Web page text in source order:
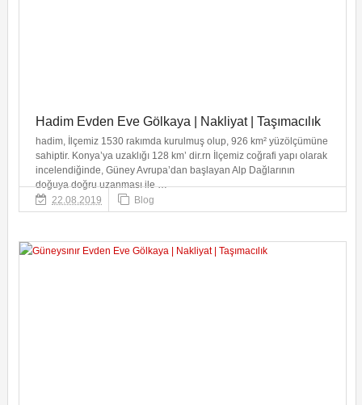
Hadim Evden Eve Gölkaya | Nakliyat | Taşımacılık
hadim, İlçemiz 1530 rakımda kurulmuş olup, 926 km² yüzölçümüne
sahiptir. Konya’ya uzaklığı 128 km’ dir.rn İlçemiz coğrafi yapı olarak
incelendiğinde, Güney Avrupa’dan başlayan Alp Dağlarının
doğuya doğru uzanması ile …
22.08.2019
Blog